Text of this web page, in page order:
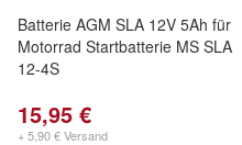
Batterie AGM SLA 12V 5Ah für
Motorrad Startbatterie MS SLA
12-4S
15,95 €
+ 5,90 € Versand